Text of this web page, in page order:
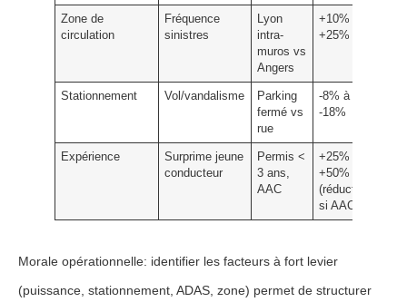
Zone de
circulation
Fréquence
sinistres
Lyon
intra-
muros vs
Angers
+10% à
+25%
Stationnement Vol/vandalisme
Parking
fermé vs
rue
-8% à
-18%
Expérience
Surprime jeune
conducteur
Permis <
3 ans,
AAC
+25% à
+50%
(réduction
si AAC)
Morale opérationnelle: identifier les facteurs à fort levier
(puissance, stationnement, ADAS, zone) permet de structurer